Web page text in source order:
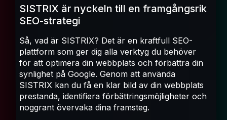
SISTRIX är nyckeln till en framgångsrik
SEO-strategi
Så, vad är SISTRIX? Det är en kraftfull SEO-
plattform som ger dig alla verktyg du behöver
för att optimera din webbplats och förbättra din
synlighet på Google. Genom att använda
SISTRIX kan du få en klar bild av din webbplats
prestanda, identifiera förbättringsmöjligheter och
noggrant övervaka dina framsteg.